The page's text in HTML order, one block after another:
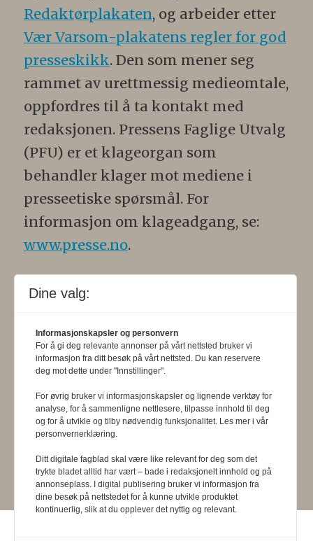
Redaktørplakaten, og arbeider etter
Vær Varsom-plakatens regler for god
presseskikk. Den som mener seg
rammet av urettmessig medieomtale,
oppfordres til å ta kontakt med
redaksjonen. Pressens Faglige Utvalg
(PFU) er et klageorgan som
behandler klager mot mediene i
presseetiske spørsmål. For
informasjon om klageadgang, se:
www.presse.no.
skal gjennom en saklig og fri
informasjons- og opinionsformidling
bidra til at fysioterapifaget utvikler
seg i samsvar med samfunnets og
befolkningens behov. Tidsskriftet skal
belyse fysioterapifaglige
organisasjons-, utdannings- og helse-
og sosialpolitiske forhold.
Dine valg:
Informasjonskapsler og personvern
For å gi deg relevante annonser på vårt nettsted bruker vi
informasjon fra ditt besøk på vårt nettsted. Du kan reservere
deg mot dette under "Innstillinger".
For øvrig bruker vi informasjonskapsler og lignende verktøy for
analyse, for å sammenligne nettlesere, tilpasse innhold til deg
og for å utvikle og tilby nødvendig funksjonalitet. Les mer i vår
personvernerklæring.
Ditt digitale fagblad skal være like relevant for deg som det
trykte bladet alltid har vært – bade i redaksjonelt innhold og på
annonseplass. I digital publisering bruker vi informasjon fra
dine besøk på nettstedet for å kunne utvikle produktet
kontinuerlig, slik at du opplever det nyttig og relevant.